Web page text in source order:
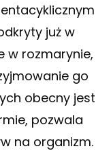
już w
w rozmarynie,
go
obecny jest
pozwala
na organizm.